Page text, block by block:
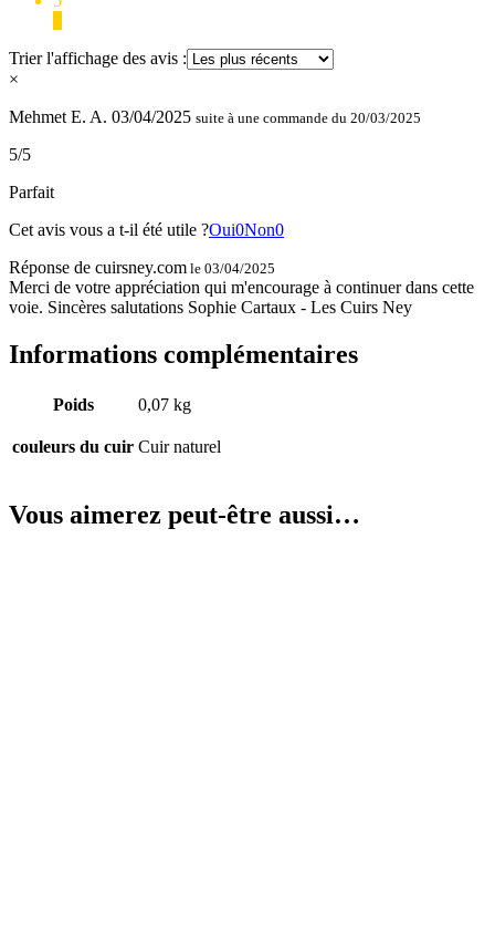
Trier l'affichage des avis :
×
Mehmet E. A. 03/04/2025 suite à une commande du 20/03/2025
5/5
Parfait
Cet avis vous a t-il été utile ?Oui0Non0
Réponse de cuirsney.com le 03/04/2025
Merci de votre appréciation qui m'encourage à continuer dans cette
voie. Sincères salutations Sophie Cartaux - Les Cuirs Ney
Informations complémentaires
Poids 0,07 kg
couleurs du cuir Cuir naturel
Vous aimerez peut-être aussi…